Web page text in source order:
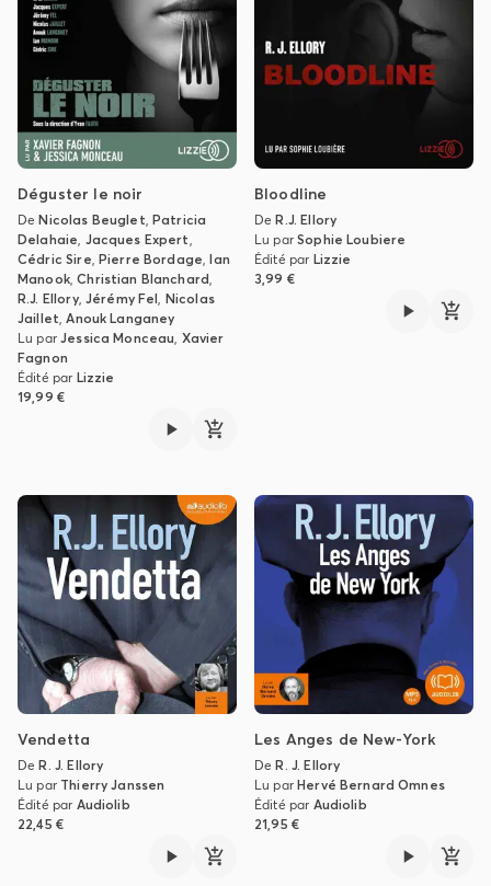
Déguster le noir
DeNicolas Beuglet,Patricia
Delahaie, Jacques Expert,
Cédric Sire, Pierre Bordage,Ian
Manook,Christian Blanchard,
R.J. Ellory, Jérémy Fel, Nicolas
Jaillet,Anouk Langaney
Lu parJessica Monceau, Xavier
Fagnon
Édité par Lizzie
19,99 €
Bloodline
DeR.J. Ellory
Lu parSophie Loubiere
Édité par Lizzie
3,99 €
Vendetta
DeR. J. Ellory
Lu par Thierry Janssen
Édité par Audiolib
22,45 €
Les Anges de New-York
DeR. J. Ellory
Lu parHervé Bernard Omnes
Édité par Audiolib
21,95 €